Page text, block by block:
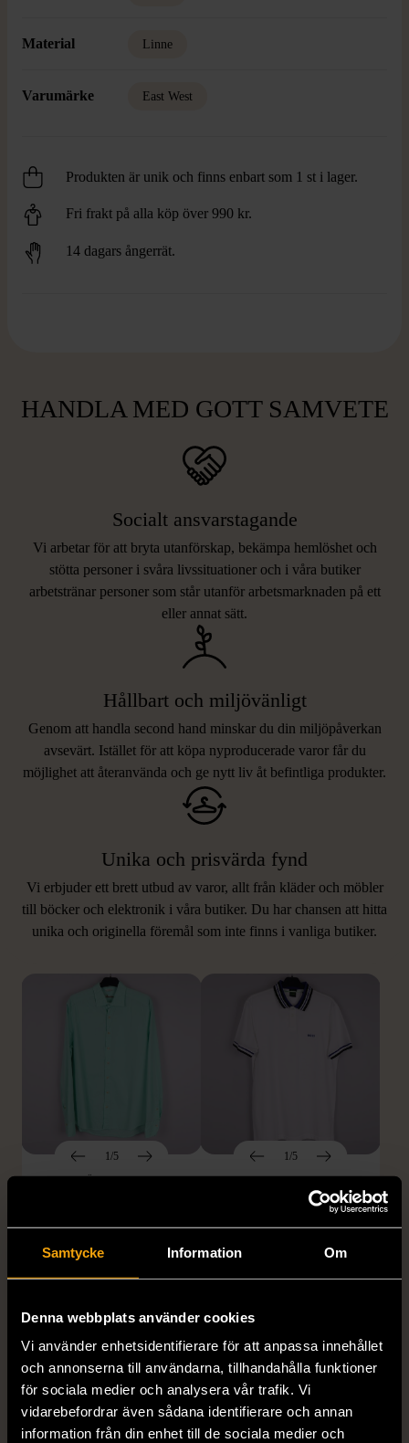
Samtycke Information Om
Denna webbplats använder cookies
Vi använder enhetsidentifierare för att anpassa innehållet
och annonserna till användarna, tillhandahålla funktioner
för sociala medier och analysera vår trafik. Vi
vidarebefordrar även sådana identifierare och annan
information från din enhet till de sociala medier och
Material Linne
Varumärke East West
Produkten är unik och finns enbart som 1 st i lager.
Fri frakt på alla köp över 990 kr.
14 dagars ångerrät.
HANDLA MED GOTT SAMVETE
Socialt ansvarstagande
Vi arbetar för att bryta utanförskap, bekämpa hemlöshet och
stötta personer i svåra livssituationer och i våra butiker
arbetstränar personer som står utanför arbetsmarknaden på ett
eller annat sätt.
Hållbart och miljövänligt
Genom att handla second hand minskar du din miljöpåverkan
avsevärt. Istället för att köpa nyproducerade varor får du
möjlighet att återanvända och ge nytt liv åt befintliga produkter.
Unika och prisvärda fynd
Vi erbjuder ett brett utbud av varor, allt från kläder och möbler
till böcker och elektronik i våra butiker. Du har chansen att hitta
unika och originella föremål som inte finns i vanliga butiker.
LIKNANDE PRODUKTER
Hitta produkter som påminner om denna
1/5
STENSTRÖMS
L (50) Gott skick
259 kr
1/5
BOSS
BOSS vit pikétröja
Mycket gott skick